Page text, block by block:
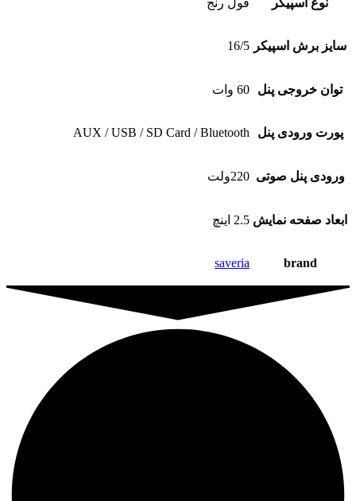
نوع اسپیکر فول رنج
سایز برش اسپیکر 16/5
توان خروجی پنل 60 وات
پورت ورودی پنل AUX / USB / SD Card / Bluetooth
ورودی پنل صوتی 220ولت
ابعاد صفحه نمایش 2.5 اینچ
brand
saveria